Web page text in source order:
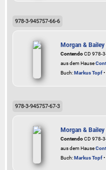
978-3-945757-66-6
Morgan &
ContendoCD 978-
aus dem Hause
Buch:Markus Topf
978-3-945757-67-3
Morgan &
ContendoCD 978-
aus dem Hause
Buch:Markus Topf